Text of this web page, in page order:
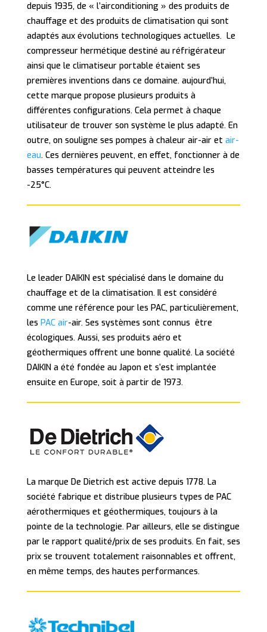
depuis 1935, de « l’airconditioning » des produits de
chauffage et des produits de climatisation qui sont
adaptés aux évolutions technologiques actuelles. Le
compresseur hermétique destiné au réfrigérateur
ainsi que le climatiseur portable étaient ses
premières inventions dans ce domaine. aujourd’hui,
cette marque propose plusieurs produits à
différentes configurations. Cela permet à chaque
utilisateur de trouver son système le plus adapté. En
outre, on souligne ses pompes à chaleur air-air et air-
eau. Ces dernières peuvent, en effet, fonctionner à de
basses températures qui peuvent atteindre les
-25°C.
Le leader DAIKIN est spécialisé dans le domaine du
chauffage et de la climatisation. Il est considéré
comme une référence pour les PAC, particulièrement,
les PAC air-air. Ses systèmes sont connus être
écologiques. Aussi, ses produits aéro et
géothermiques offrent une bonne qualité. La société
DAIKIN a été fondée au Japon et s’est implantée
ensuite en Europe, soit à partir de 1973.
La marque De Dietrich est active depuis 1778. La
société fabrique et distribue plusieurs types de PAC
aérothermiques et géothermiques, toujours à la
pointe de la technologie. Par ailleurs, elle se distingue
par le rapport qualité/prix de ses produits. En fait, ses
prix se trouvent totalement raisonnables et offrent,
en même temps, des hautes performances.